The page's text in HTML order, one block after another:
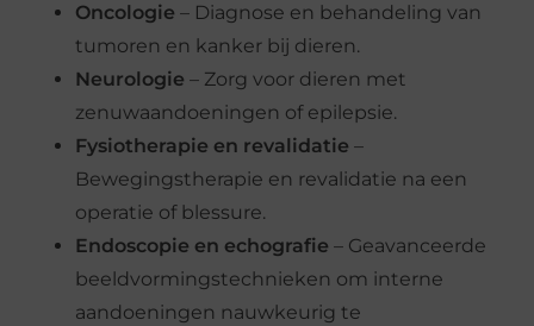
Oncologie – Diagnose en behandeling van
tumoren en kanker bij dieren.
Neurologie – Zorg voor dieren met
zenuwaandoeningen of epilepsie.
Fysiotherapie en revalidatie –
Bewegingstherapie en revalidatie na een
operatie of blessure.
Endoscopie en echografie – Geavanceerde
beeldvormingstechnieken om interne
aandoeningen nauwkeurig te